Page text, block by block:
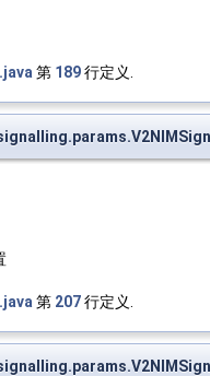
第 189行定义.
第 207行定义.